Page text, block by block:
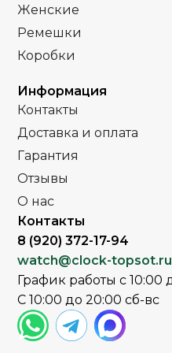
Часы мужские
РЕМЕНЬ
СТЕКЛО Сапфировое
ЦВЕТ КОРПУСА
ЦВЕТ РЕМЕШКА Черный
ЦИФЕРБЛАТ Белый
Женские
Ремешки
Коробки
Информация
Контакты
Доставка и оплата
Гарантия
Отзывы
О нас
Контакты
8 (920) 372-17-94
watch@clock-topsot.ru
График работы с 10:00
С 10:00 до 20:00 сб-вс